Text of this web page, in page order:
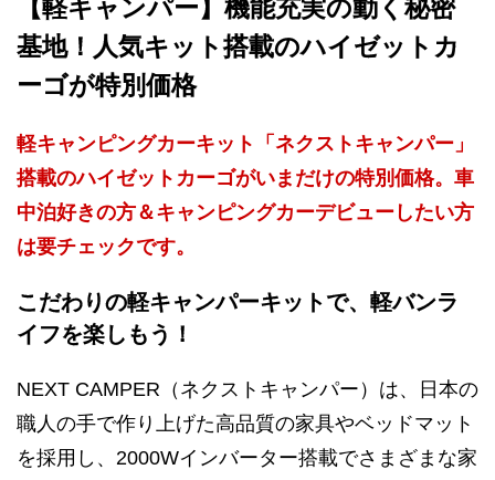
【軽キャンパー】機能充実の動く秘密
基地！人気キット搭載のハイゼットカ
ーゴが特別価格
軽キャンピングカーキット「ネクストキャンパー」
搭載のハイゼットカーゴがいまだけの特別価格。車
中泊好きの方＆キャンピングカーデビューしたい方
は要チェックです。
こだわりの軽キャンパーキットで、軽バンラ
イフを楽しもう！
NEXT CAMPER（ネクストキャンパー）は、日本の
職人の手で作り上げた高品質の家具やベッドマット
を採用し、2000Wインバーター搭載でさまざまな家